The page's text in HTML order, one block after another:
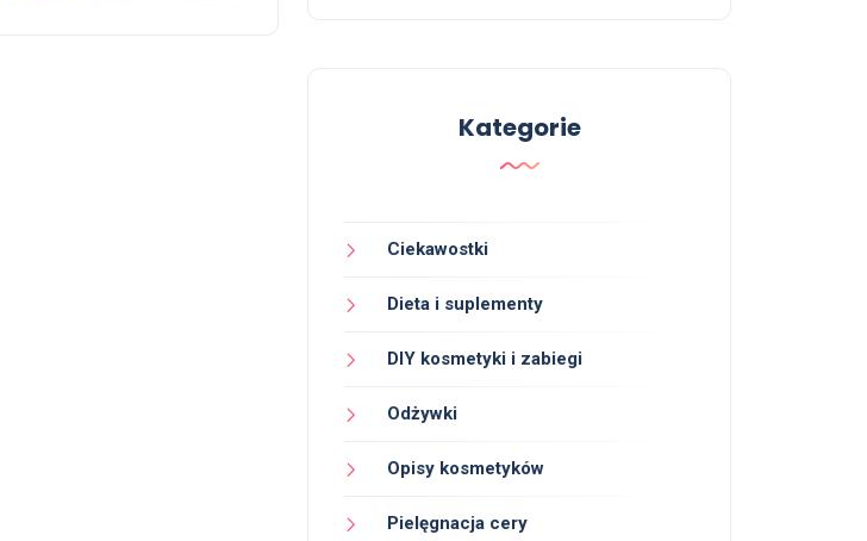
Kategorie
Ciekawostki
Dieta i suplementy
DIY kosmetyki i zabiegi
Odżywki
Opisy kosmetyków
Pielęgnacja cery